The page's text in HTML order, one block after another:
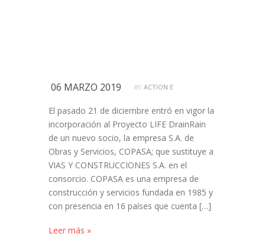
06 MARZO 2019 in:ACTION E
El pasado 21 de diciembre entró en vigor la
incorporación al Proyecto LIFE DrainRain
de un nuevo socio, la empresa S.A. de
Obras y Servicios, COPASA; que sustituye a
VIAS Y CONSTRUCCIONES S.A. en el
consorcio. COPASA es una empresa de
construcción y servicios fundada en 1985 y
con presencia en 16 países que cuenta […]
Leer más »